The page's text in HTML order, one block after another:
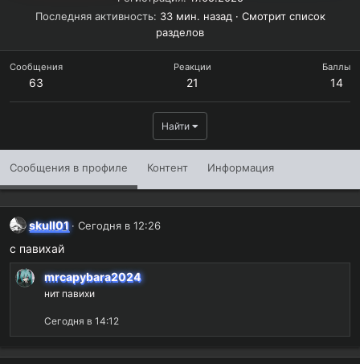
Последняя активность 33 мин. назад · Смотрит список
разделов
Сообщения
63
Реакции
21
Баллы
14
Найти
Сообщения в профиле Контент Информация
skull01 Сегодня в 12:26
с павихай
mrcapybara2024
нит павихи
Сегодня в 14:12